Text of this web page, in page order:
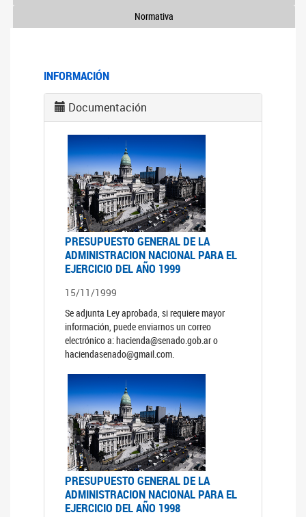
Normativa
INFORMACIÓN
Documentación
PRESUPUESTO GENERAL DE LA
ADMINISTRACION NACIONAL PARA EL
EJERCICIO DEL AÑO 1999
15/11/1999
Se adjunta Ley aprobada, si requiere mayor
información, puede enviarnos un correo
electrónico a: hacienda@senado.gob.ar o
haciendasenado@gmail.com.
PRESUPUESTO GENERAL DE LA
ADMINISTRACION NACIONAL PARA EL
EJERCICIO DEL AÑO 1998